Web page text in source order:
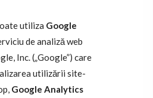
utiliza Google
de analiză web
Inc. („Google”) care
utilizării site-
Google Analytics